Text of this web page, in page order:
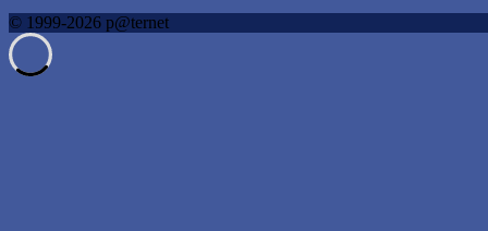
© 1999-2026 p@ternet